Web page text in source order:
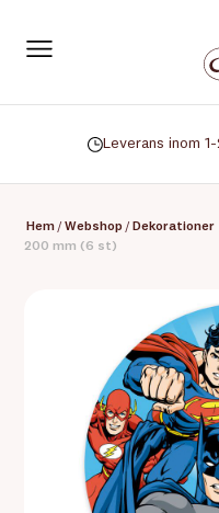
Leverans inom
Hem / Webshop / Dekorationer
200 mm (6 st)